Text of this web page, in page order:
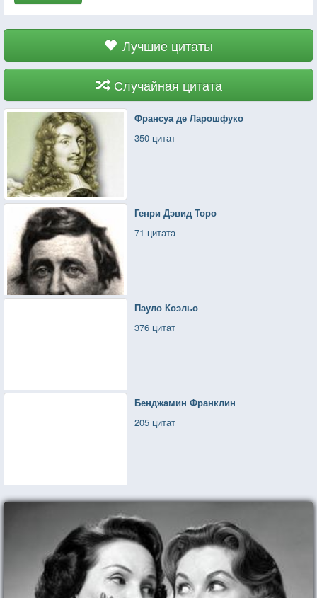
Лучшие цитаты
Случайная цитата
Франсуа де Ларошфуко
350 цитат
Генри Дэвид Торо
71 цитата
Пауло Коэльо
376 цитат
Бенджамин Франклин
205 цитат